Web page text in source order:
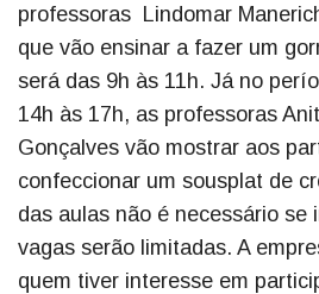
professoras Lindomar
que vão ensinar a fazer um
será das 9h às 11h. Já no
14h às 17h, as professoras
Gonçalves vão mostrar aos
confeccionar um sousplat de
das aulas não é necessário se
vagas serão limitadas. A
quem tiver interesse em